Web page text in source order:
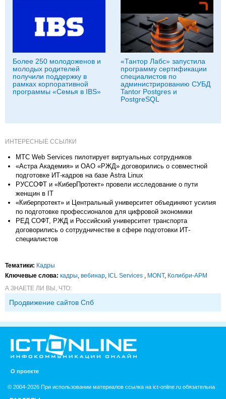
Более 250 молодоженов и
молодых родителей
получили поддержку в
рамках корпоративной
программы «Семья в IBS»
«Тантор Лабс» запустила
программу сертификации
специалистов по
администрированию СУБД
Tantor Postgres и
PostgreSQL
ИНТЕРЕСНЫЕ ССЫЛКИ
МТС Web Services пилотирует виртуальных сотрудников
«Астра Академия» и ОАО «РЖД» договорились о совместной
подготовке ИТ-кадров на базе Astra Linux
РУССОФТ и «КиберПротект» провели исследование о пути
женщин в IT
«Киберпротект» и Центральный университет объединяют усилия
по подготовке профессионалов для цифровой экономики
РЕД СОФТ, РЖД и Российский университет транспорта
договорились о сотрудничестве в сфере подготовки ИТ-
специалистов
Тематики: Кадры
Ключевые слова: кадры, вебинар, ICL Services , MONT, Колибри-АРМ
А ЗНАЕТЕ ЛИ ВЫ, ЧТО:
Продвижение сайтов Спб
О проекте
© 2004-2026 При использовании материалов ссылка на ict-online.ru обязательна